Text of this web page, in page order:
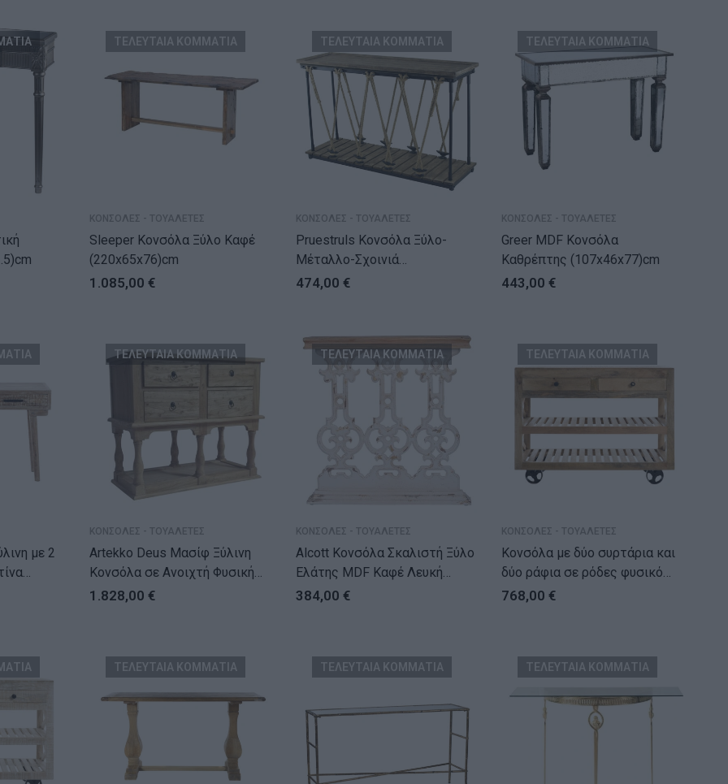
ΤΕΛΕΥΤΑΙΑ ΚΟΜΜΑΤΙΑ
ΚΟΝΣΟΛΕΣ - ΤΟΥΑΛΕΤΕΣ
Sleeper Κονσόλα Ξύλο Καφέ
(220x65x76)cm
1.085,00€
ΤΕΛΕΥΤΑΙΑ ΚΟΜΜΑΤΙΑ
ΚΟΝΣΟΛΕΣ - ΤΟΥΑΛΕΤΕΣ
Pruestruls Κονσόλα Ξύλο-
Μέταλλο-Σχοινιά
(132x45x82)cm
474,00 €
ΤΕΛΕΥΤΑΙΑ ΚΟΜΜΑΤΙΑ
ΚΟΝΣΟΛΕΣ - ΤΟΥΑΛΕΤΕΣ
Greer MDF Κονσόλα
Καθρέπτης (107x46x77)cm
443,00€
με 2
ΤΕΛΕΥΤΑΙΑ ΚΟΜΜΑΤΙΑ
ΚΟΝΣΟΛΕΣ - ΤΟΥΑΛΕΤΕΣ
Artekko Deus Μασίφ Ξύλινη
Κονσόλα σε Ανοιχτή Φυσική
Απόχρωση (110x45x90)cm
1.828,00€
ΤΕΛΕΥΤΑΙΑ ΚΟΜΜΑΤΙΑ
ΚΟΝΣΟΛΕΣ - ΤΟΥΑΛΕΤΕΣ
Alcott Κονσόλα Σκαλιστή Ξύλο
Ελάτης MDF Καφέ Λευκή
Πατίνα (81x30x82)cm
384,00 €
ΤΕΛΕΥΤΑΙΑ ΚΟΜΜΑΤΙΑ
ΚΟΝΣΟΛΕΣ - ΤΟΥΑΛΕΤΕΣ
Κονσόλα με δύο συρτάρια και
δύο ράφια σε ρόδες φυσικό
ξύλο (110x40x83)cm
768,00€
ΤΕΛΕΥΤΑΙΑ ΚΟΜΜΑΤΙΑ ΤΕΛΕΥΤΑΙΑ ΚΟΜΜΑΤΙΑ ΤΕΛΕΥΤΑΙΑ ΚΟΜΜΑΤΙΑ